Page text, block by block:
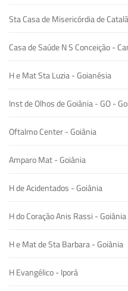
Sta Casa de Misericórdia de
Casa de Saúde N S Conceição -
H e Mat Sta Luzia - Goianésia
Inst de Olhos de Goiânia - GO -
Oftalmo Center - Goiânia
Amparo Mat - Goiânia
H de Acidentados - Goiânia
H do Coração Anis Rassi - Goiânia
H e Mat de Sta Barbara - Goiânia
H Evangélico - Iporá